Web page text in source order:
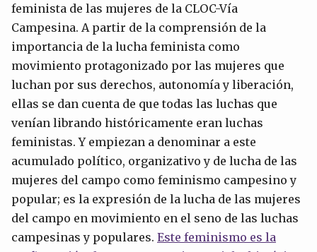
feminista de las mujeres de la CLOC-Vía
Campesina. A partir de la comprensión de la
importancia de la lucha feminista como
movimiento protagonizado por las mujeres que
luchan por sus derechos, autonomía y liberación,
ellas se dan cuenta de que todas las luchas que
venían librando históricamente eran luchas
feministas. Y empiezan a denominar a este
acumulado político, organizativo y de lucha de las
mujeres del campo como feminismo campesino y
popular; es la expresión de la lucha de las mujeres
del campo en movimiento en el seno de las luchas
campesinas y populares. Este feminismo es la